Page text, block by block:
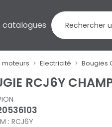
catalogues
moteurs Electricité Bougies
RCJ6Y
: RCJ6Y